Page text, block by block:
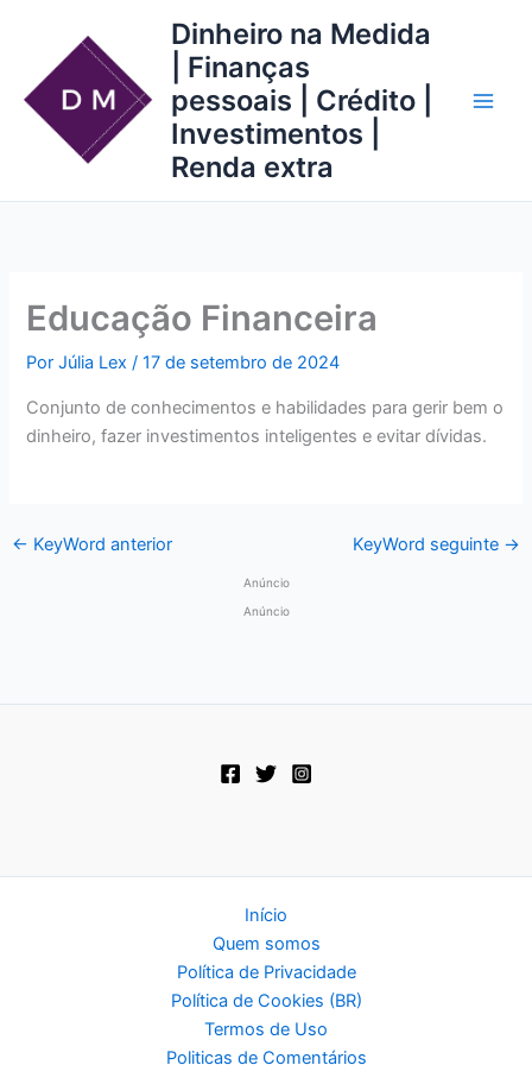
conteúdo
Dinheiro na Medida
| Finanças
pessoais | Crédito |
Investimentos |
Renda extra
Educação Financeira
PorJúlia Lex/17 de setembro de 2024
Conjunto de conhecimentos e habilidades para gerir bem o
dinheiro, fazer investimentos inteligentes e evitar dívidas.
← KeyWord anterior KeyWord seguinte →
Anúncio
Anúncio
Início
Quem somos
Política de Privacidade
Política de Cookies (BR)
Termos de Uso
Politicas de Comentários